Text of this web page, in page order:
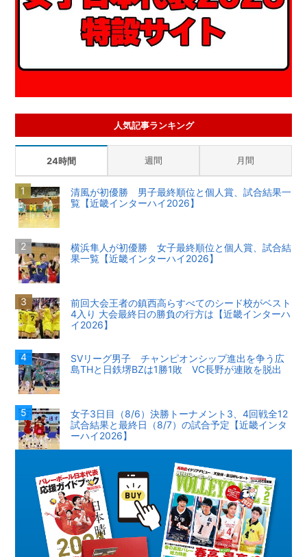
人気記事ランキング
24時間 週間 月間
清風が初優勝 男子最終順位と個人賞、試合結果一
覧【近畿インターハイ2026】
横浜隼人が初優勝 女子最終順位と個人賞、試合結
果一覧【近畿インターハイ2026】
前回大会王者の鎮西高らすべてのシード校がベスト
4入り 大会最終日の勝負の行方は【近畿インターハ
イ2026】
SVリーグ男子 チャンピオンシップ進出を争う広
島THと日鉄堺BZは1勝1敗 VC長野が連敗を脱出
女子3日目（8/6）決勝トーナメント3、4回戦全12
試合結果と最終日（8/7）の試合予定【近畿インタ
ーハイ2026】